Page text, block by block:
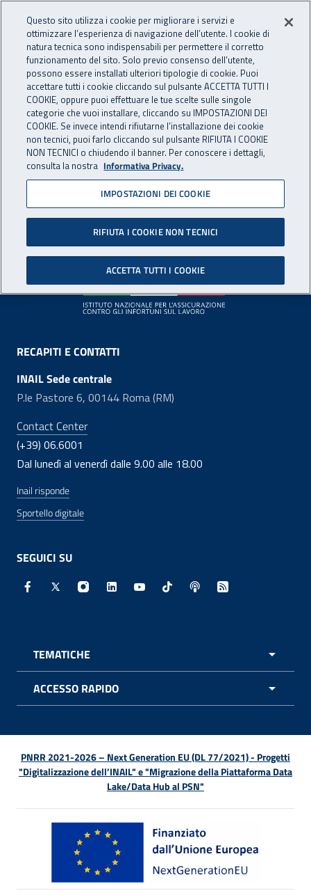
INAIL - Istituto Nazionale
Apri cerca
Navigazione principale
Pagina non disponibile
Il contenuto non è stato trovato. Per continuare la
navigazione è possibile ritornare alla
Footer
RECAPITI E CONTATTI
INAIL Sede centrale
P.le Pastore 6, 00144 Roma (RM)
Contact Center
(+39) 06.6001
Dal lunedì al venerdì dalle 9.00 alle 18.00
Inail risponde
Sportello digitale
SEGUICI SU
Facebook - Sito esterno - Apertura in nuova finestra
X - Sito esterno - Apertura in nuova finestra
Instagram - Sito esterno - Apertura in
Linkedin - Sito esterno - Apertura in
Youtube - Sito esterno -
TikTok - Sito esterno -
Spreaker - Sito
Feed RSS -
TEMATICHE
ACCESSO RAPIDO
PNRR 2021-2026 – Next Generation EU (DL 77/2021) - Progetti
"Digitalizzazione dell’INAIL" e "Migrazione della Piattaforma Data
Lake/Data Hub al PSN"
Questo sito utilizza i cookie per migliorare i servizi e
ottimizzare l’esperienza di navigazione dell’utente. I cookie di
natura tecnica sono indispensabili per permettere il corretto
funzionamento del sito. Solo previo consenso dell’utente,
possono essere installati ulteriori tipologie di cookie. Puoi
accettare tutti i cookie cliccando sul pulsante ACCETTA TUTTI I
COOKIE, oppure puoi effettuare le tue scelte sulle singole
categorie che vuoi installare, cliccando su IMPOSTAZIONI DEI
COOKIE. Se invece intendi rifiutarne l’installazione dei cookie
non tecnici, puoi farlo cliccando sul pulsante RIFIUTA I COOKIE
NON TECNICI o chiudendo il banner. Per conoscere i dettagli,
consulta la nostra Informativa Privacy.
IMPOSTAZIONI DEI COOKIE
RIFIUTA I COOKIE NON TECNICI
ACCETTA TUTTI I COOKIE